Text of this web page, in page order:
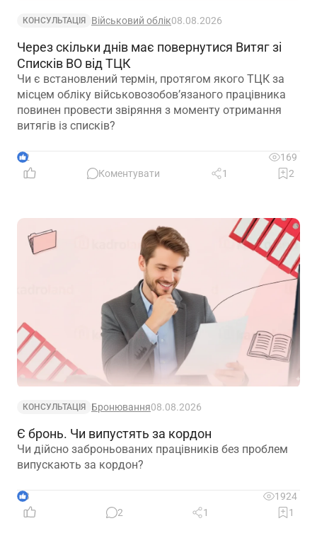
КОНСУЛЬТАЦІЯ Військовий облік08.08.2026
Через скільки днів має повернутися Витяг зі
Списків ВО від ТЦК
Чи є встановлений термін, протягом якого ТЦК за
місцем обліку військовозобов’язаного працівника
повинен провести звіряння з моменту отримання
витягів із списків?
2
169
Коментувати
1 2
КОНСУЛЬТАЦІЯ Бронювання08.08.2026
Є бронь. Чи випустять за кордон
Чи дійсно заброньованих працівників без проблем
випускають за кордон?
3
1924
2
1 1